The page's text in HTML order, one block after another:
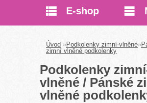
E-shop
Úvod »Podkolenky zimní-vlněné»
zimní vlněné podkolenky
Podkolenky
vlněné / Pánské
vlněné